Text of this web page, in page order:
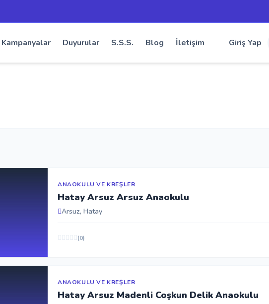
Kampanyalar Duyurular S.S.S. Blog İletişim Giriş Yap
ANAOKULU VE KREŞLER
Hatay Arsuz Arsuz Anaokulu
Arsuz, Hatay
(0)
ANAOKULU VE KREŞLER
Hatay Arsuz Madenli Coşkun Delik Anaokulu